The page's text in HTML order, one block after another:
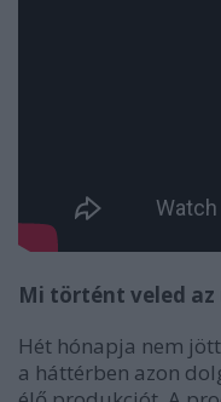
Mi történt veled az
Hét hónapja nem
a háttérben azon